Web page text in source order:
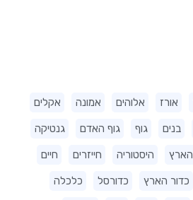
אורז אלוהים אמונה אקלים
בנים גוף גוף האדם גנטיקה
הארץ היסטוריה חייזרים חיים
כדור הארץ כדורסל כלכלה